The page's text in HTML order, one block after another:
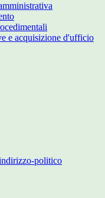
e acquisizione d'ufficio
politico